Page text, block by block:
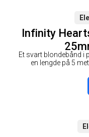
Infinity
Et svart blondebånd i
en lengde på 5